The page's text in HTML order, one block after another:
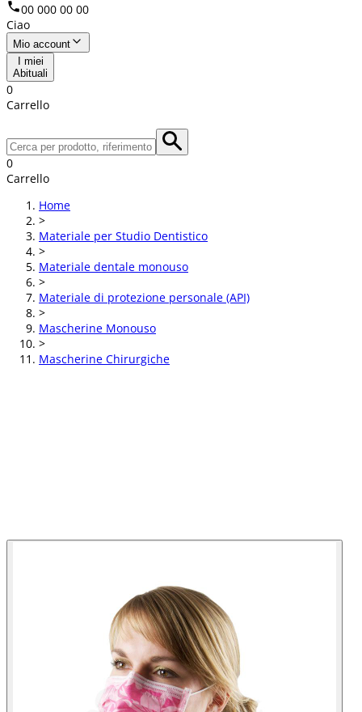
00 000 00 00
Ciao
Mio account
I miei
Abituali
0
Carrello
0
Carrello
Home
>
Materiale per Studio Dentistico
>
Materiale dentale monouso
>
Materiale di protezione personale (API)
>
Mascherine Monouso
>
Mascherine Chirurgiche